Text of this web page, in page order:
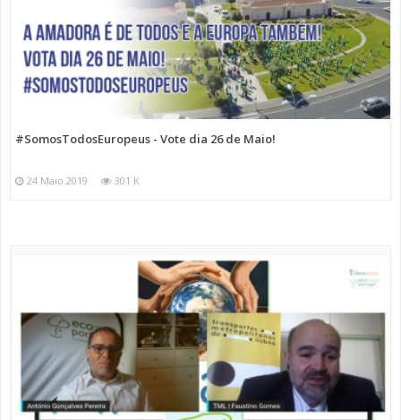
#SomosTodosEuropeus - Vote dia 26 de Maio!
24 Maio 2019 301 K